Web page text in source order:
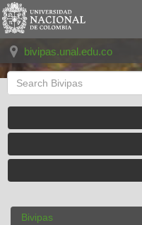
Skip
navigation
bivipas.unal.edu.co
Bivipas